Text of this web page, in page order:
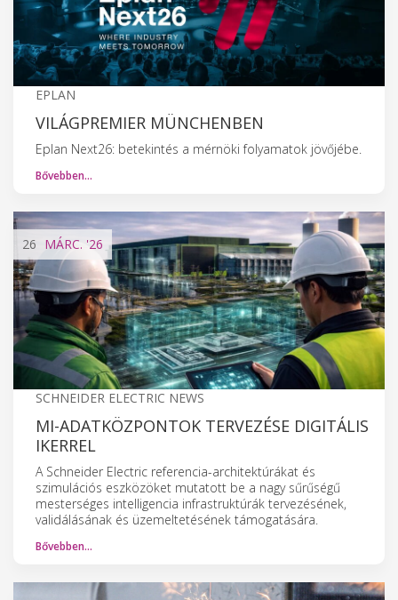
EPLAN
VILÁGPREMIER MÜNCHENBEN
Eplan Next26: betekintés a mérnöki folyamatok jövőjébe.
Bővebben…
26 MÁRC. '26
SCHNEIDER ELECTRIC NEWS
MI-ADATKÖZPONTOK TERVEZÉSE DIGITÁLIS
IKERREL
A Schneider Electric referencia-architektúrákat és
szimulációs eszközöket mutatott be a nagy sűrűségű
mesterséges intelligencia infrastruktúrák tervezésének,
validálásának és üzemeltetésének támogatására.
Bővebben…